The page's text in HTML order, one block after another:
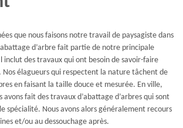
que nous faisons notre travail de paysagiste dans
d’arbre fait partie de notre principale
inclut des travaux qui ont besoin de savoir-faire
élagueurs qui respectent la nature tâchent de
en faisant la taille douce et mesurée. En ville,
avons fait des travaux d’abattage d’arbres qui sont
spécialité. Nous avons alors généralement recours
et/ou au dessouchage après.